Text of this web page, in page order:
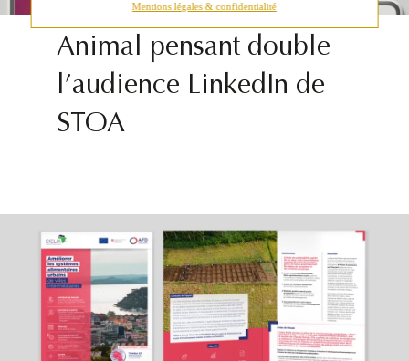
Mentions légales & confidentialité
6 JANVIER 2026
Animal pensant double
l’audience LinkedIn de
STOA